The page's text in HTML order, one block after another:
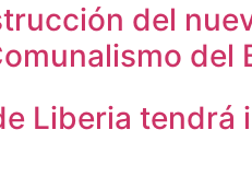
del
del
Liberia tendrá